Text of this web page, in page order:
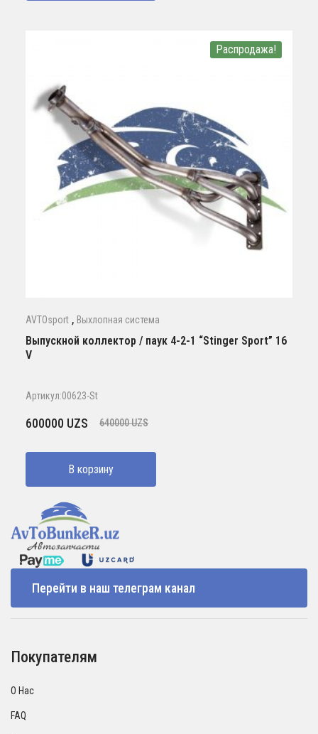
Распродажа!
AVTOsport , Выхлопная система
Выпускной коллектор / паук 4-2-1 “Stinger Sport” 16
V
Артикул:00623-St
640000UZS
Первоначальная
составляла
640000 UZS.
600000 UZS
Текущая
600000 UZS.
В корзину
Перейти в наш телеграм канал
Покупателям
О Нас
FAQ